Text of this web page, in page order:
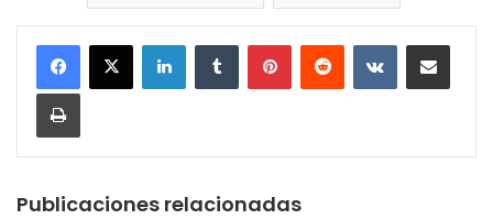
LinkedInTumblr PinterestReddit VKontakteCompartir por
Imprimir
Publicaciones relacionadas